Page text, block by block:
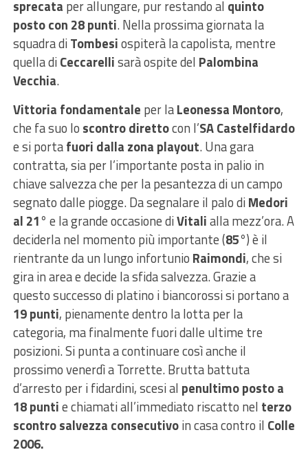
sprecata per allungare, pur restando al quinto
posto con 28 punti. Nella prossima giornata la
squadra diTombesiospiterà la capolista, mentre
quella diCeccarellisarà ospite del Palombina
Vecchia.
Vittoria fondamentale per laLeonessa Montoro,
che fa suo lo scontro direttocon l’SA Castelfidardo
e si portafuori dalla zona playout. Una gara
contratta, sia per l’importante posta in palio in
chiave salvezza che per la pesantezza di un campo
segnato dalle piogge. Da segnalare il palo diMedori
al 21° e la grande occasione diVitalialla mezz’ora. A
deciderla nel momento più importante (85°) è il
rientrante da un lungo infortunio Raimondi, che si
gira in area e decide la sfida salvezza. Grazie a
questo successo di platino i biancorossi si portano a
19 punti, pienamente dentro la lotta per la
categoria, ma finalmente fuori dalle ultime tre
posizioni. Si punta a continuare così anche il
prossimo venerdì a Torrette. Brutta battuta
d’arresto per i fidardini, scesi al penultimo posto a
18 puntie chiamati all’immediato riscatto nel terzo
scontro salvezza consecutivoin casa contro il Colle
2006.